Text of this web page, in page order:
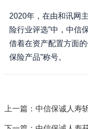
2020年，在由和讯网
险行业评选”中，中信
借着在资产配置方面
保险产品”称号。